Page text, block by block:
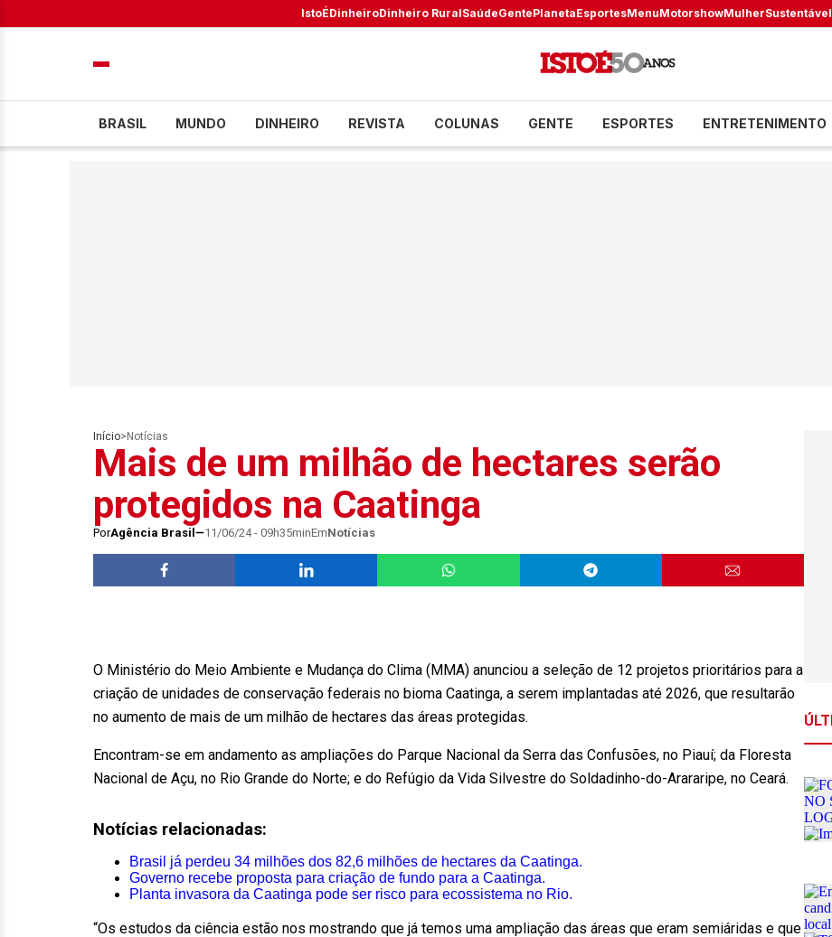
IstoÉDinheiroDinheiro RuralSaúdeGentePlanetaEsportesMenuMotorshowMulherSustentável
BRASIL MUNDO DINHEIRO REVISTA COLUNAS GENTE ESPORTES ENTRETENIMENTO
Início> Notícias
Mais de um milhão de hectares serão
protegidos na Caatinga
PorAgência Brasil 11/06/24 - 09h35minEmNotícias
O Ministério do Meio Ambiente e Mudança do Clima (MMA) anunciou a seleção de 12 projetos prioritários para a
criação de unidades de conservação federais no bioma Caatinga, a serem implantadas até 2026, que resultarão
no aumento de mais de um milhão de hectares das áreas protegidas.
Encontram-se em andamento as ampliações do Parque Nacional da Serra das Confusões, no Piauí; da Floresta
Nacional de Açu, no Rio Grande do Norte; e do Refúgio da Vida Silvestre do Soldadinho-do-Arararipe, no Ceará.
Notícias relacionadas:
Brasil já perdeu 34 milhões dos 82,6 milhões de hectares da Caatinga.
Governo recebe proposta para criação de fundo para a Caatinga.
Planta invasora da Caatinga pode ser risco para ecossistema no Rio.
“Os estudos da ciência estão nos mostrando que já temos uma ampliação das áreas que eram semiáridas e que